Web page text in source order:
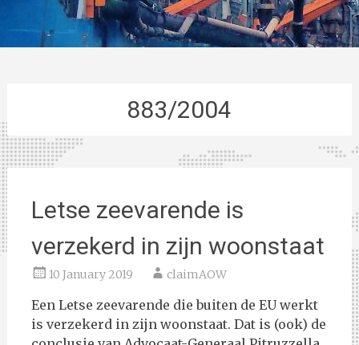
883/2004
Letse zeevarende is
verzekerd in zijn woonstaat
10 January 2019 claimAOW
Een Letse zeevarende die buiten de EU werkt
is verzekerd in zijn woonstaat. Dat is (ook) de